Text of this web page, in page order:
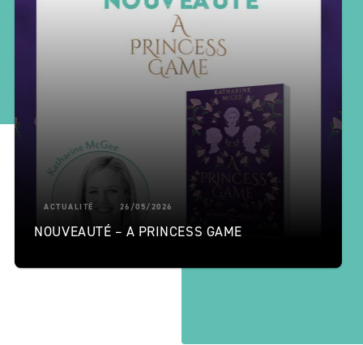
ACTUALITÉ 26/05/2026
NOUVEAUTÉ – A PRINCESS GAME